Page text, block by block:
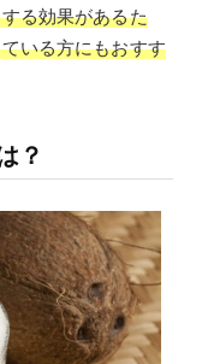
る効果があるた
いる方にもおすす
？